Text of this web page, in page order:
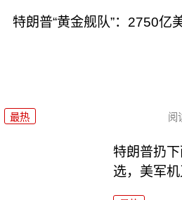
特朗普“黄金舰队”：2750亿
最热 阅
特朗普扔
选，美军